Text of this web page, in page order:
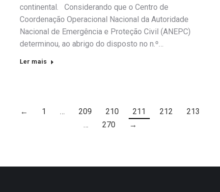
continental. Considerando que o Centro de
Coordenação Operacional Nacional da Autoridade
Nacional de Emergência e Proteção Civil (ANEPC)
determinou, ao abrigo do disposto no n.º…
Ler mais
← 1 … 209 210 211 212
213
…
270 →